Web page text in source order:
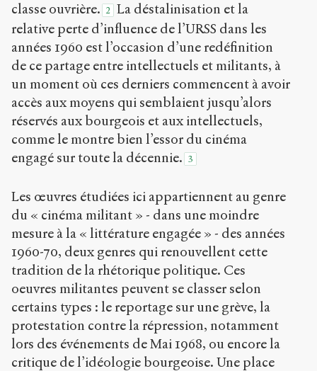
classe ouvrière. 2 La déstalinisation et la
relative perte d’influence de l’URSS dans les
années 1960 est l’occasion d’une redéfinition
de ce partage entre intellectuels et militants, à
un moment où ces derniers commencent à avoir
accès aux moyens qui semblaient jusqu’alors
réservés aux bourgeois et aux intellectuels,
comme le montre bien l’essor du cinéma
engagé sur toute la décennie. 3
Les œuvres étudiées ici appartiennent au genre
du « cinéma militant » - dans une moindre
mesure à la « littérature engagée » - des années
1960-70, deux genres qui renouvellent cette
tradition de la rhétorique politique. Ces
oeuvres militantes peuvent se classer selon
certains types : le reportage sur une grève, la
protestation contre la répression, notamment
lors des événements de Mai 1968, ou encore la
critique de l’idéologie bourgeoise. Une place